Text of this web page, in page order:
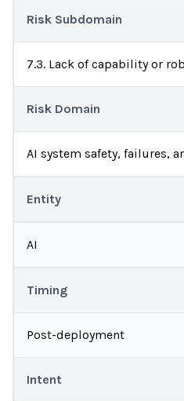
Risk Subdomain
7.3. Lack of capability or
Risk Domain
AI system safety, failures,
Entity
AI
Timing
Post-deployment
Intent